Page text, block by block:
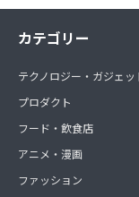
カテゴリー
テクノロジー・ガジェッ
プロダクト
フード・飲食店
アニメ・漫画
ファッション